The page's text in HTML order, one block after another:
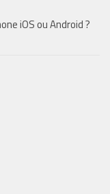
iOS ou Android ?